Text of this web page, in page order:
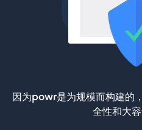
因为powr是为规模而构建的
全性和大容